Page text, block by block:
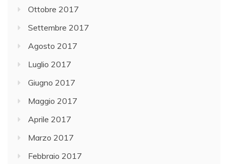
Ottobre 2017
Settembre 2017
Agosto 2017
Luglio 2017
Giugno 2017
Maggio 2017
Aprile 2017
Marzo 2017
Febbraio 2017